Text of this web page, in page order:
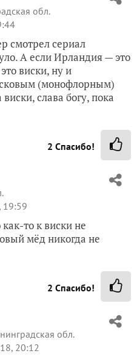
обл.
смотрел сериал
А если Ирландия — это
виски, ну и
(монофлорным)
слава богу, пока
2 Спасибо!
19:59
то к виски не
мёд никогда не
2 Спасибо!
обл.
20:12